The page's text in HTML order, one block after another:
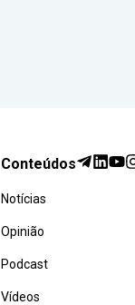
Conteúdos
Notícias
Opinião
Podcast
Vídeos